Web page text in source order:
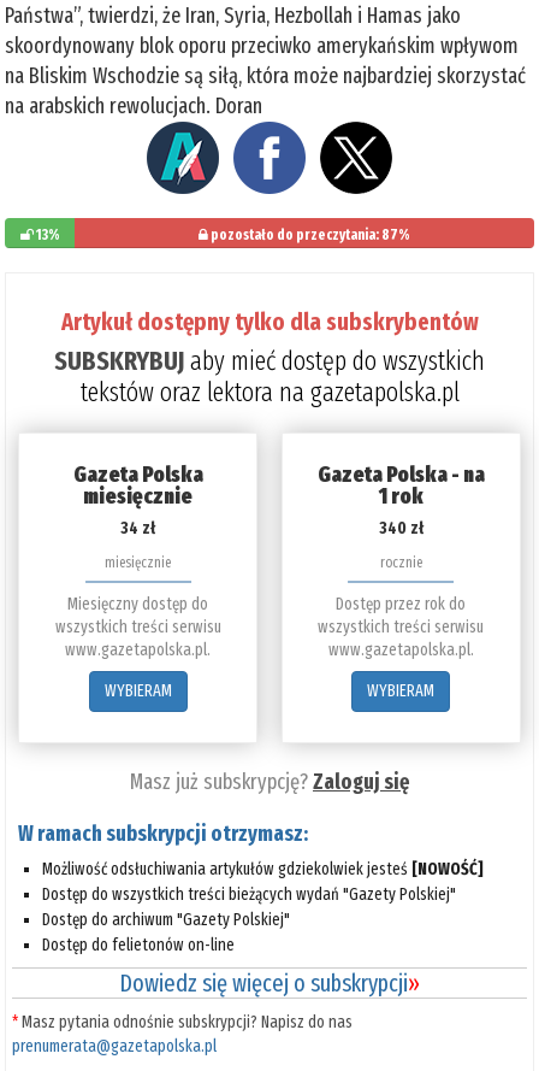
Państwa”, twierdzi, że Iran, Syria, Hezbollah i Hamas jako
skoordynowany blok oporu przeciwko amerykańskim wpływom
na Bliskim Wschodzie są siłą, która może najbardziej skorzystać
na arabskich rewolucjach. Doran
13% pozostało do przeczytania: 87%
Artykuł dostępny tylko dla subskrybentów
SUBSKRYBUJaby mieć dostęp do wszystkich
tekstów oraz lektora na gazetapolska.pl
Gazeta Polska
miesięcznie
34 zł
miesięcznie
Miesięczny dostęp do
wszystkich treści serwisu
www.gazetapolska.pl.
WYBIERAM
Gazeta Polska - na
1 rok
340 zł
rocznie
Dostęp przez rok do
wszystkich treści serwisu
www.gazetapolska.pl.
WYBIERAM
Masz już subskrypcję?Zaloguj się
W ramach subskrypcji otrzymasz:
Możliwość odsłuchiwania artykułów gdziekolwiek jesteś [NOWOŚĆ]
Dostęp do wszystkich treści bieżących wydań "Gazety Polskiej"
Dostęp do archiwum "Gazety Polskiej"
Dostęp do felietonów on-line
Dowiedz się więcej o subskrypcji»
*Masz pytania odnośnie subskrypcji? Napisz do nas
prenumerata@gazetapolska.pl